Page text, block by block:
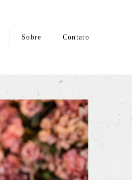
Sobre Contato